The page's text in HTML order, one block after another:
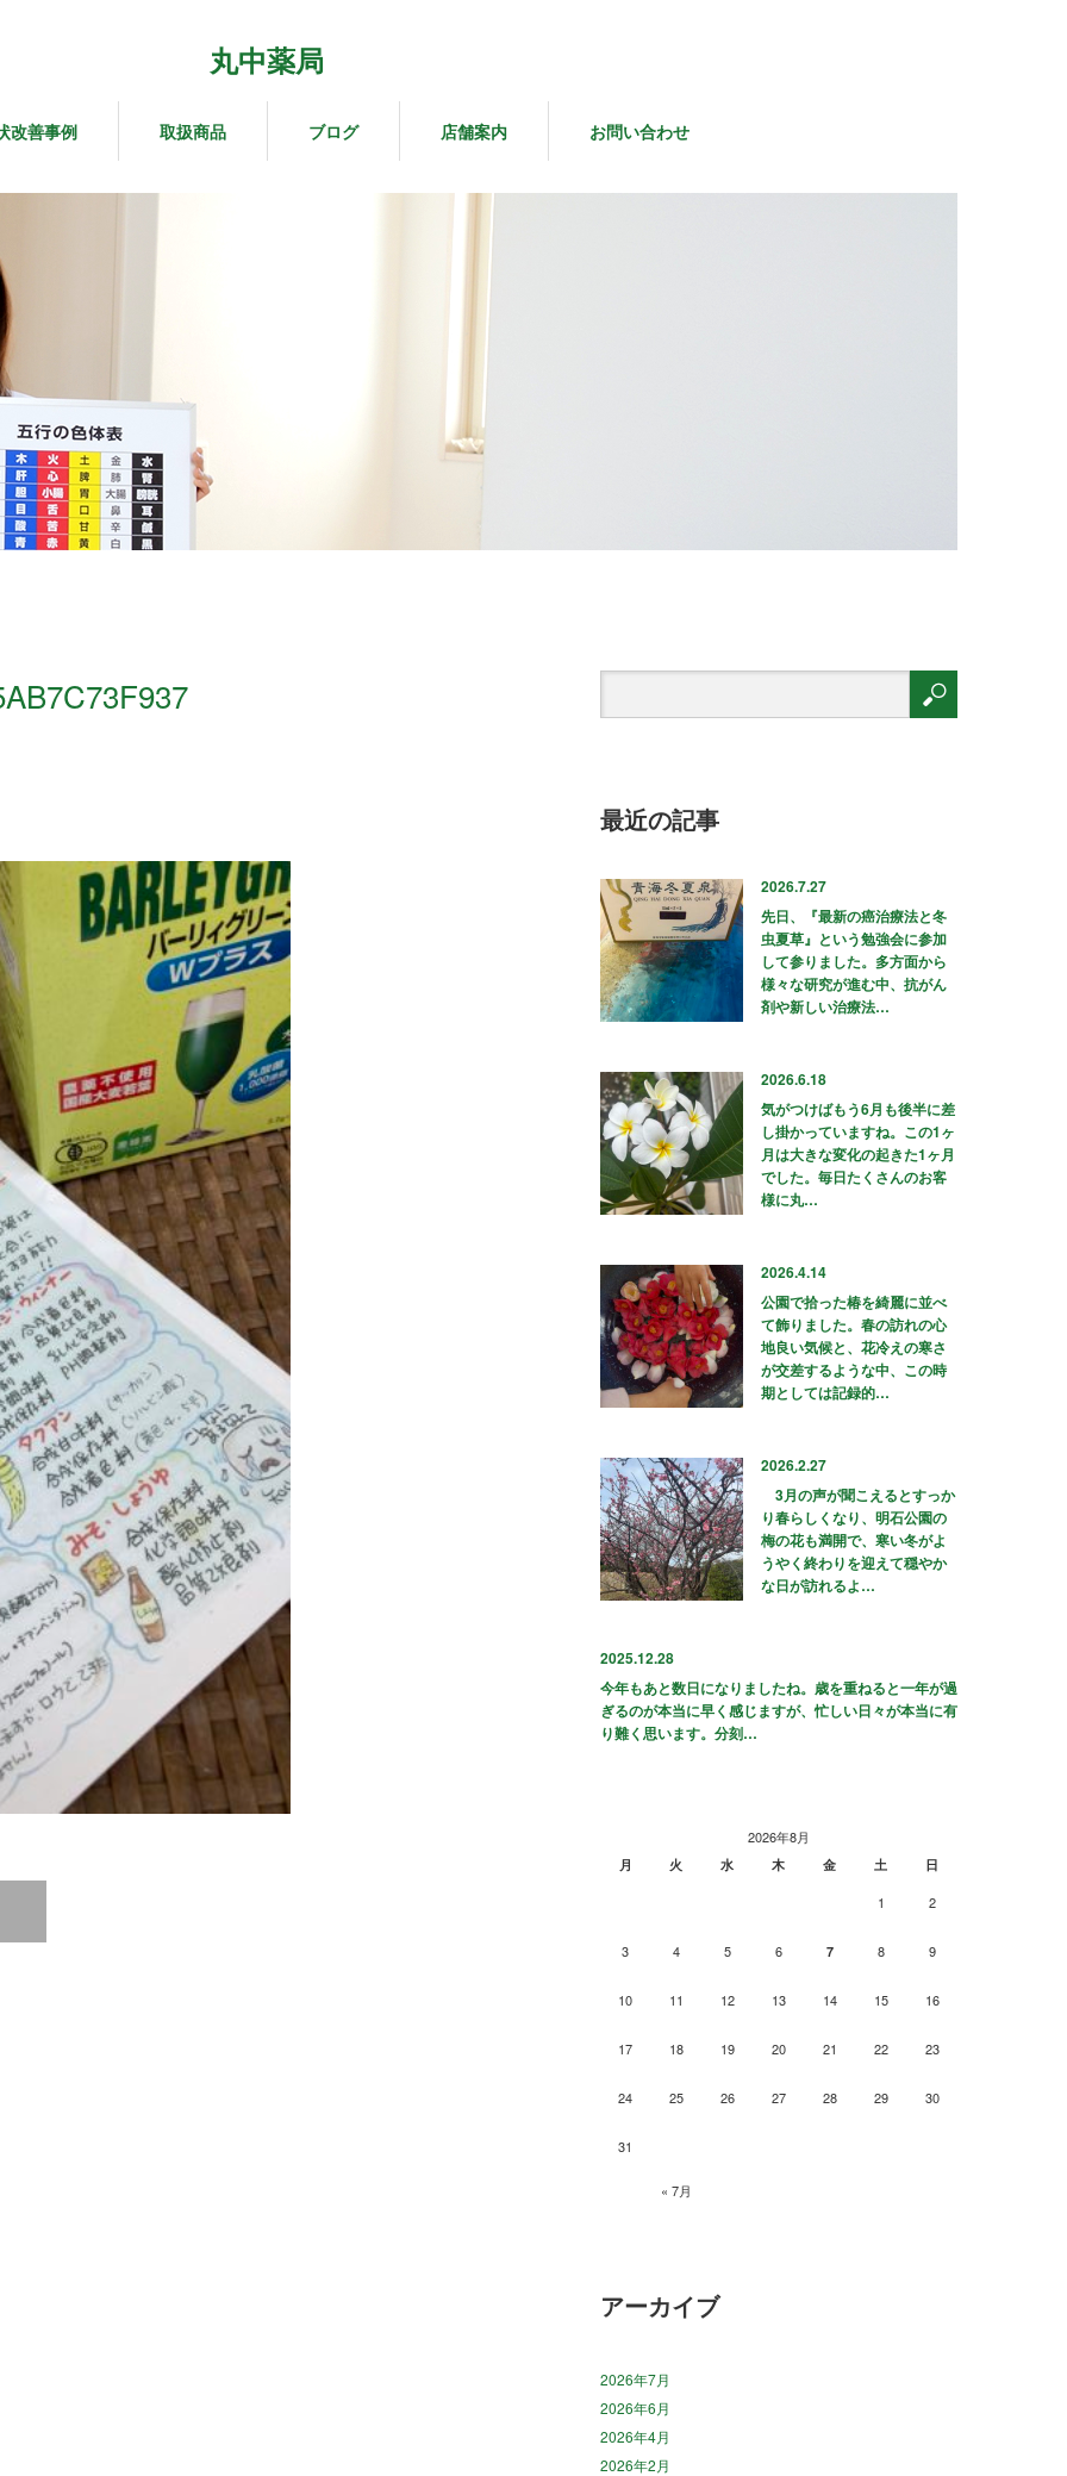
丸中薬局
改善事例 取扱商品 ブログ 店舗案内 お問い合わせ
最近の記事
2026.7.27
先日、『最新の癌治療法と冬
虫夏草』という勉強会に参加
して参りました。多方面から
様々な研究が進む中、抗がん
剤や新しい治療法…
2026.6.18
気がつけばもう6月も後半に差
し掛かっていますね。この1ヶ
月は大きな変化の起きた1ヶ月
でした。毎日たくさんのお客
様に丸…
2026.4.14
公園で拾った椿を綺麗に並べ
て飾りました。春の訪れの心
地良い気候と、花冷えの寒さ
が交差するような中、この時
期としては記録的…
2026.2.27
3月の声が聞こえるとすっか
り春らしくなり、明石公園の
梅の花も満開で、寒い冬がよ
うやく終わりを迎えて穏やか
な日が訪れるよ…
2025.12.28
今年もあと数日になりましたね。歳を重ねると一年が過
ぎるのが本当に早く感じますが、忙しい日々が本当に有
り難く思います。分刻…
2026年8月
月 火 水 木 金 土 日
« 7月
1 2
3 4 5 6 7 8 9
10 11 12 13 14 15 16
17 18 19 20 21 22 23
24 25 26 27 28 29 30
31
アーカイブ
2026年7月
2026年6月
2026年4月
2026年2月